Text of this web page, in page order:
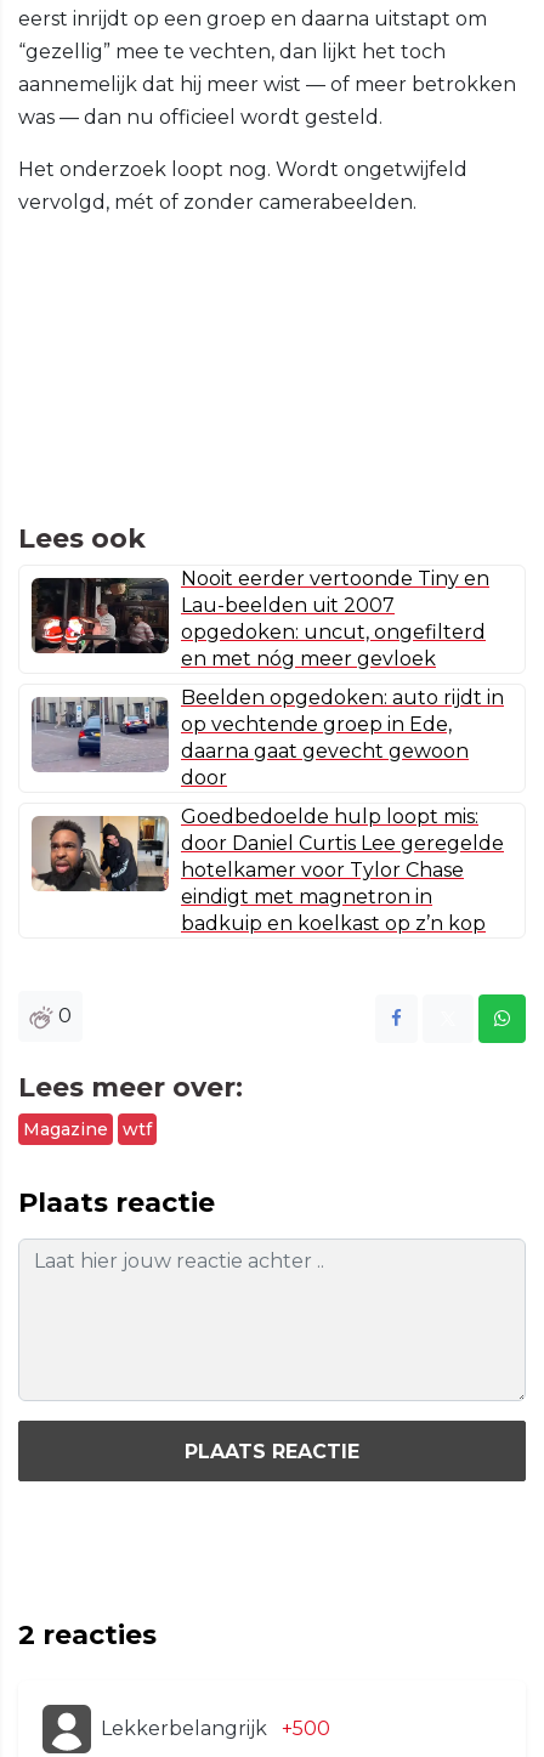
eerst inrijdt op een groep en daarna uitstapt om
“gezellig” mee te vechten, dan lijkt het toch
aannemelijk dat hij meer wist — of meer betrokken
was — dan nu officieel wordt gesteld.
Het onderzoek loopt nog. Wordt ongetwijfeld
vervolgd, mét of zonder camerabeelden.
Lees ook
Nooit eerder vertoonde Tiny en
Lau-beelden uit 2007
opgedoken: uncut, ongefilterd
en met nóg meer gevloek
Beelden opgedoken: auto rijdt in
op vechtende groep in Ede,
daarna gaat gevecht gewoon
door
Goedbedoelde hulp loopt mis:
door Daniel Curtis Lee geregelde
hotelkamer voor Tylor Chase
eindigt met magnetron in
badkuip en koelkast op z’n kop
0
Lees meer over:
Magazine wtf
Plaats reactie
PLAATS REACTIE
2 reacties
Lekkerbelangrijk +500